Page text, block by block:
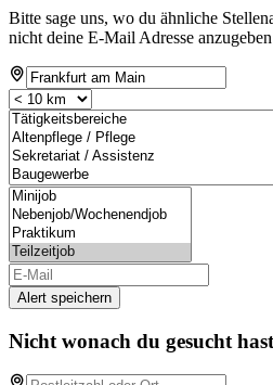
Bitte sage uns, wo du ähnliche
nicht deine E-Mail Adresse
Alert speichern
Nicht wonach du gesucht